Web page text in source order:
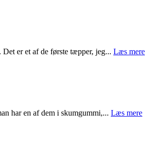
er et af de første tæpper, jeg... Læs mere
har en af dem i skumgummi,... Læs mere